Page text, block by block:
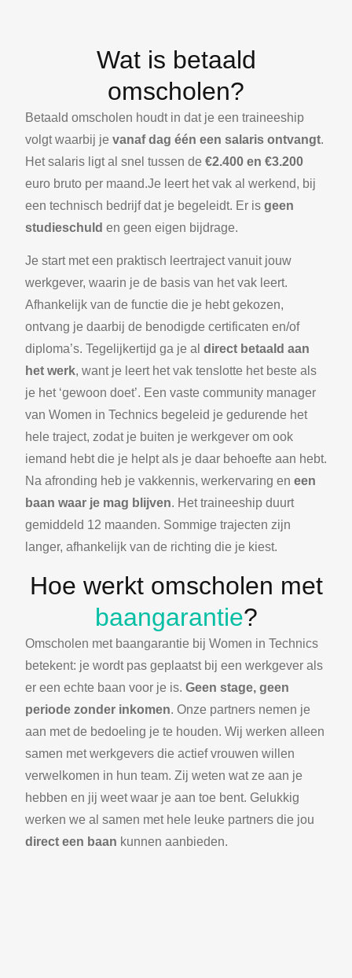
Wat is betaald
omscholen?
Betaald omscholen houdt in dat je een traineeship
volgt waarbij je vanaf dag één een salaris ontvangt.
Het salaris ligt al snel tussen de €2.400 en €3.200
euro bruto per maand.Je leert het vak al werkend, bij
een technisch bedrijf dat je begeleidt. Er is geen
studieschuld en geen eigen bijdrage.
Je start met een praktisch leertraject vanuit jouw
werkgever, waarin je de basis van het vak leert.
Afhankelijk van de functie die je hebt gekozen,
ontvang je daarbij de benodigde certificaten en/of
diploma’s. Tegelijkertijd ga je al direct betaald aan
het werk, want je leert het vak tenslotte het beste als
je het ‘gewoon doet’. Een vaste community manager
van Women in Technics begeleid je gedurende het
hele traject, zodat je buiten je werkgever om ook
iemand hebt die je helpt als je daar behoefte aan hebt.
Na afronding heb je vakkennis, werkervaring en een
baan waar je mag blijven. Het traineeship duurt
gemiddeld 12 maanden. Sommige trajecten zijn
langer, afhankelijk van de richting die je kiest.
Hoe werkt omscholen met
baangarantie?
Omscholen met baangarantie bij Women in Technics
betekent: je wordt pas geplaatst bij een werkgever als
er een echte baan voor je is. Geen stage, geen
periode zonder inkomen. Onze partners nemen je
aan met de bedoeling je te houden. Wij werken alleen
samen met werkgevers die actief vrouwen willen
verwelkomen in hun team. Zij weten wat ze aan je
hebben en jij weet waar je aan toe bent. Gelukkig
werken we al samen met hele leuke partners die jou
direct een baan kunnen aanbieden.